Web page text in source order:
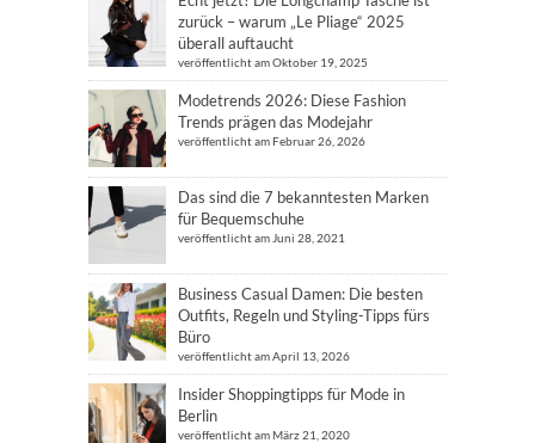
zurück – warum „Le Pliage“ 2025
überall auftaucht
veröffentlicht am Oktober 19, 2025
Modetrends 2026: Diese Fashion
Trends prägen das Modejahr
veröffentlicht am Februar 26, 2026
Das sind die 7 bekanntesten Marken
für Bequemschuhe
veröffentlicht am Juni 28, 2021
Business Casual Damen: Die besten
Outfits, Regeln und Styling-Tipps fürs
Büro
veröffentlicht am April 13, 2026
Insider Shoppingtipps für Mode in
Berlin
veröffentlicht am März 21, 2020